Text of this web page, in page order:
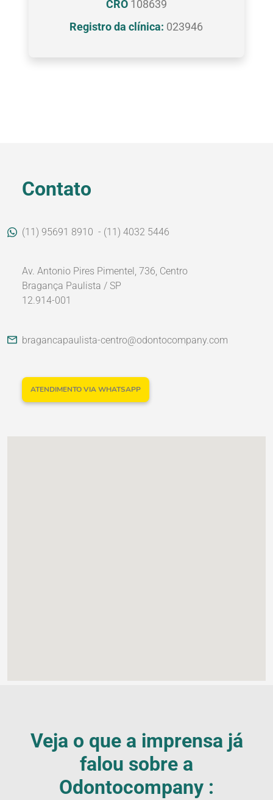
Blog
CRO108639
Registro da clínica: 023946
Contato
(11) 95691 8910 - (11) 4032 5446
Av. Antonio Pires Pimentel, 736, Centro
Bragança Paulista / SP
12.914-001
bragancapaulista-centro@odontocompany.com
ATENDIMENTO VIA WHATSAPP
Veja o que a imprensa já
falou sobre a
Odontocompany :